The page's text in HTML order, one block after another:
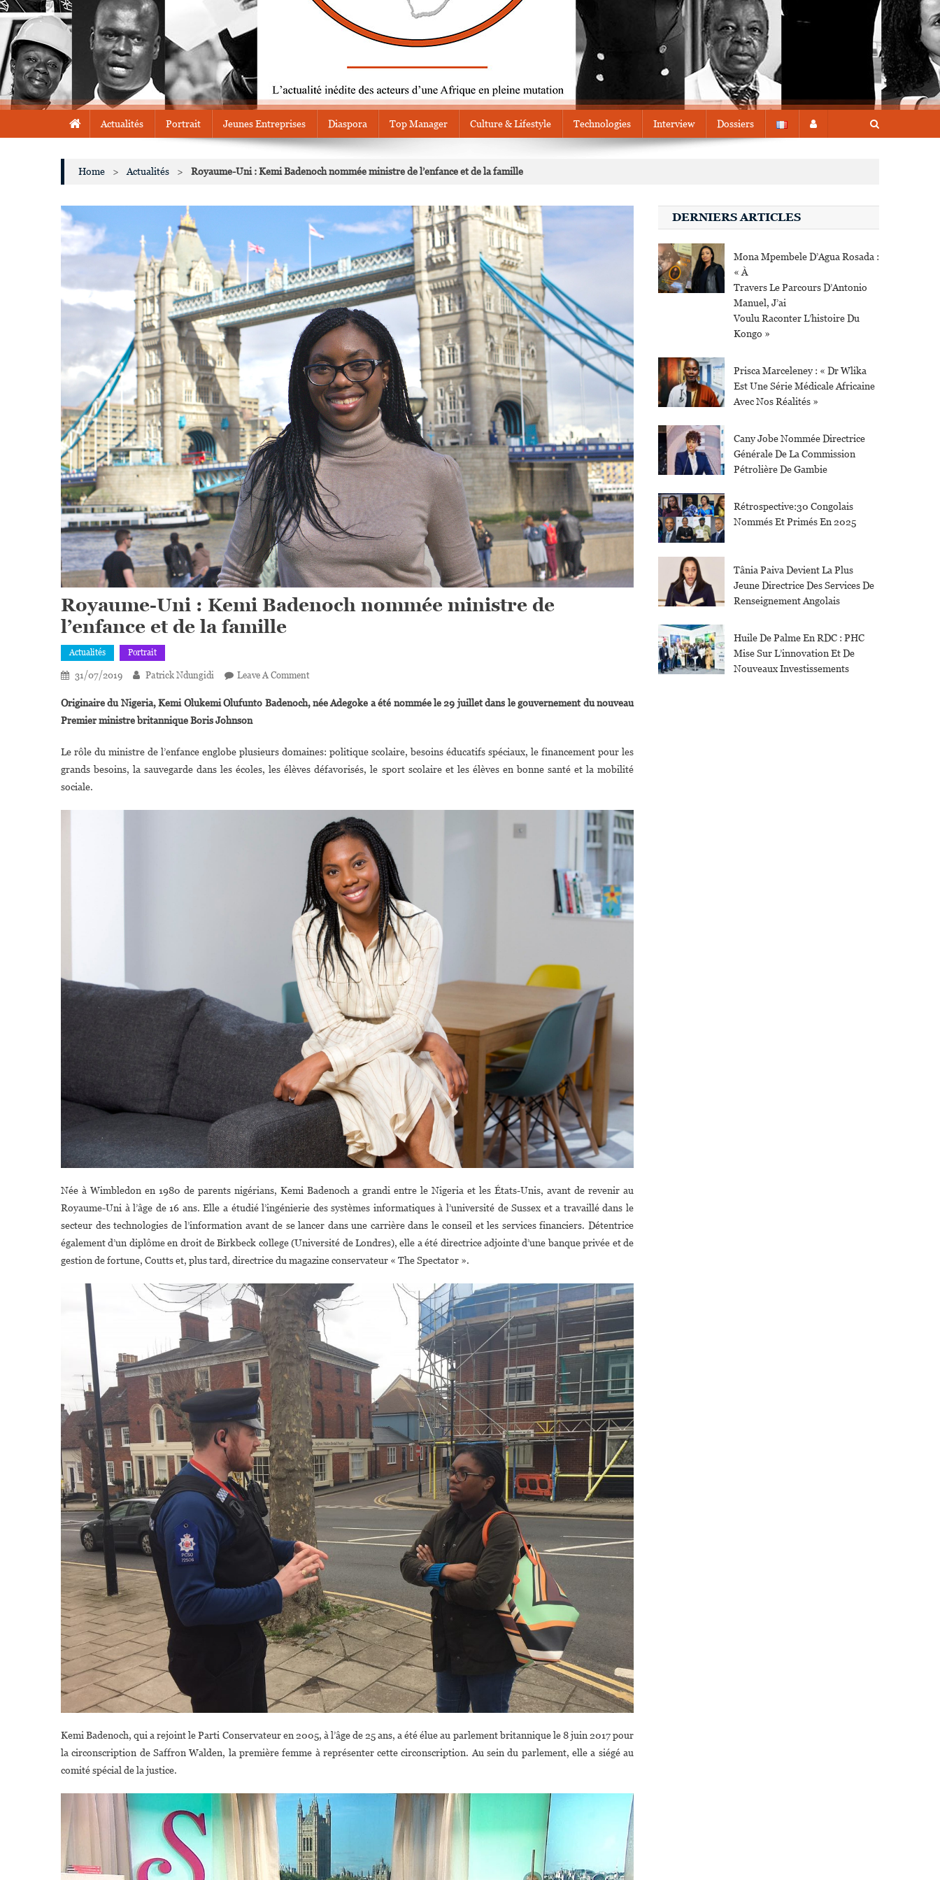
Actualités Portrait Jeunes Entreprises Diaspora Top Manager Culture & Lifestyle Technologies Interview Dossiers
Home > Actualités > Royaume-Uni : Kemi Badenoch nommée ministre de l’enfance et de la famille
Royaume-Uni : Kemi Badenoch nommée ministre de
l’enfance et de la famille
Actualités Portrait
31/07/2019 Patrick Ndungidi Leave A CommentOn
Uni :
Nommée
Ministre
De
La
Famille
Originaire du Nigeria, Kemi Olukemi Olufunto Badenoch, née Adegoke a été nommée le 29 juillet dans le gouvernement du nouveau
Premier ministre britannique Boris Johnson
Le rôle du ministre de l’enfance englobe plusieurs domaines: politique scolaire, besoins éducatifs spéciaux, le financement pour les
grands besoins, la sauvegarde dans les écoles, les élèves défavorisés, le sport scolaire et les élèves en bonne santé et la mobilité
sociale.
Née à Wimbledon en 1980 de parents nigérians, Kemi Badenoch a grandi entre le Nigeria et les États-Unis, avant de revenir au
Royaume-Uni à l’âge de 16 ans. Elle a étudié l’ingénierie des systèmes informatiques à l’université de Sussex et a travaillé dans le
secteur des technologies de l’information avant de se lancer dans une carrière dans le conseil et les services financiers. Détentrice
également d’un diplôme en droit de Birkbeck college (Université de Londres), elle a été directrice adjointe d’une banque privée et de
gestion de fortune, Coutts et, plus tard, directrice du magazine conservateur « The Spectator ».
Kemi Badenoch, qui a rejoint le Parti Conservateur en 2005, à l’âge de 25 ans, a été élue au parlement britannique le 8 juin 2017 pour
la circonscription de Saffron Walden, la première femme à représenter cette circonscription. Au sein du parlement, elle a siégé au
comité spécial de la justice.
DERNIERS ARTICLES
Mona Mpembele D’Agua Rosada :
« À
Travers Le Parcours D’Antonio
Manuel, J’ai
Voulu Raconter L’histoire Du
Kongo »
Prisca Marceleney : « Dr Wlika
Est Une Série Médicale Africaine
Avec Nos Réalités »
Cany Jobe Nommée Directrice
Générale De La Commission
Pétrolière De Gambie
Rétrospective:30 Congolais
Nommés Et Primés En 2025
Tânia Paiva Devient La Plus
Jeune Directrice Des Services De
Renseignement Angolais
Huile De Palme En RDC : PHC
Mise Sur L’innovation Et De
Nouveaux Investissements